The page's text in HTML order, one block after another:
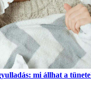
mi állhat a